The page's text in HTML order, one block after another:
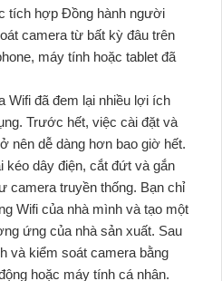
tích hợp Đồng hành người
camera từ bất kỳ đâu trên
máy tính hoặc tablet đã
Wifi đã đem lại nhiều lợi ích
Trước hết, việc cài đặt và
nên dễ dàng hơn bao giờ hết.
kéo dây điện, cắt đứt và gắn
camera truyền thống. Bạn chỉ
Wifi của nhà mình và tạo một
ứng của nhà sản xuất. Sau
và kiểm soát camera bằng
hoặc máy tính cá nhân.